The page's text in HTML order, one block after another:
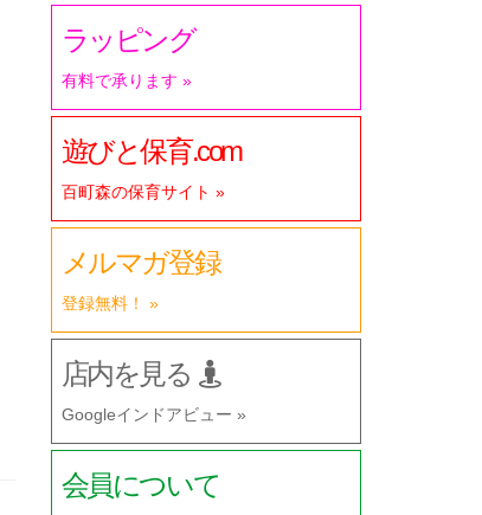
ラッピング
有料で承ります »
遊びと保育.com
百町森の保育サイト »
メルマガ登録
登録無料！ »
店内を見る
Googleインドアビュー »
会員について